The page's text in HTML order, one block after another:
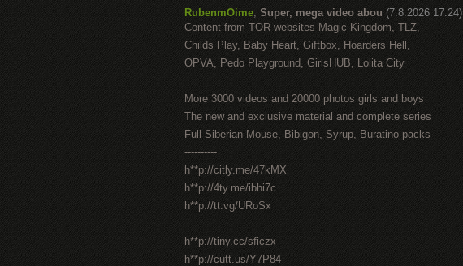
RubenmOime, Super, mega video abou (7.8.2026 17:24)
Content from TOR websites Magic Kingdom, TLZ,
Childs Play, Baby Heart, Giftbox, Hoarders Hell,
OPVA, Pedo Playground, GirlsHUB, Lolita City
More 3000 videos and 20000 photos girls and boys
The new and exclusive material and complete series
Full Siberian Mouse, Bibigon, Syrup, Buratino packs
----------
h**p://citly.me/47kMX
h**p://4ty.me/ibhi7c
h**p://tt.vg/URoSx
h**p://tiny.cc/sficzx
h**p://cutt.us/Y7P84